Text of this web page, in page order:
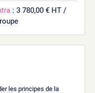
: 3 780,00 € HT /
les principes de la